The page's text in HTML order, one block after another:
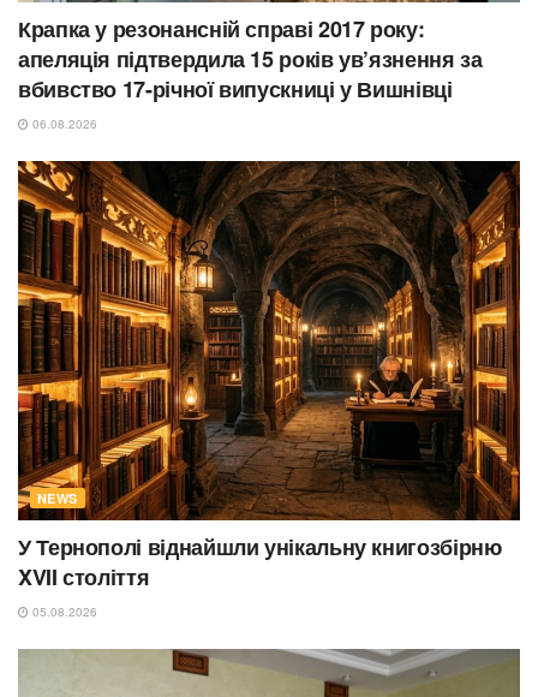
Крапка у резонансній справі 2017 року:
апеляція підтвердила 15 років ув’язнення за
вбивство 17-річної випускниці у Вишнівці
06.08.2026
NEWS
У Тернополі віднайшли унікальну книгозбірню
XVII століття
05.08.2026